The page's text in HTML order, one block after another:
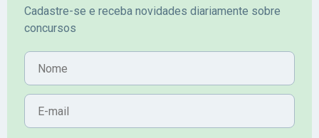
Cadastre-se e receba novidades diariamente sobre
concursos
Nome
E-mail